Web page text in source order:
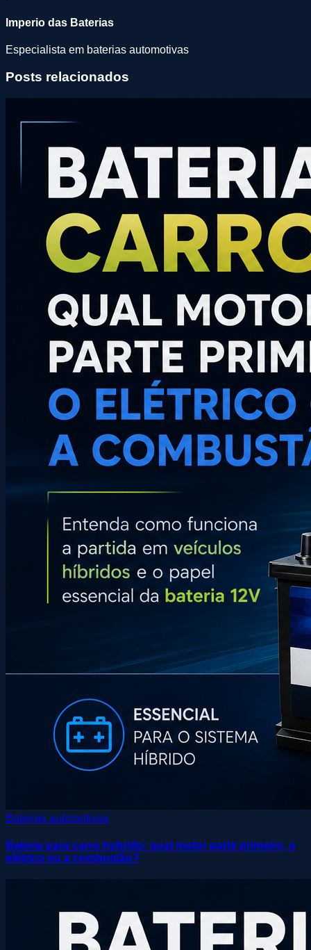
Imperio das Baterias
Especialista em baterias automotivas
Posts relacionados
Baterias automotivas
Bateria para carro hybrido: qual motor parte primeiro, o
elétrico ou a combustão?